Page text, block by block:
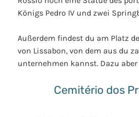
Königs Pedro IV und zwei
Außerdem findest du am Platz
von Lissabon, von dem aus du
unternehmen kannst. Dazu
Cemitério dos